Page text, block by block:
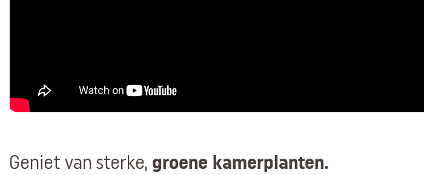
Geniet van sterke, groene kamerplanten.